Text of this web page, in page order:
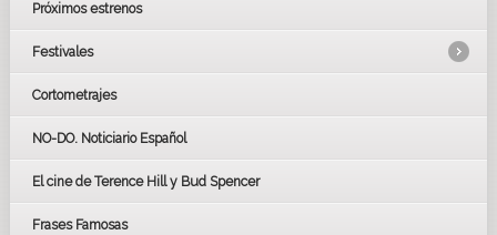
Próximos estrenos
Festivales
LOS OSCARS
GOYAS
BAFTA
Cortometrajes
NO-DO. Noticiario Español
El cine de Terence Hill y Bud Spencer
Frases Famosas